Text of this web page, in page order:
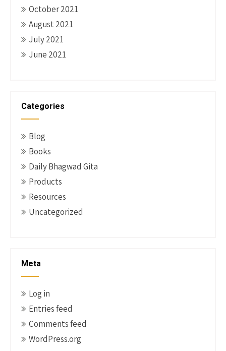
October 2021
August 2021
July 2021
June 2021
Categories
Blog
Books
Daily Bhagwad Gita
Products
Resources
Uncategorized
Meta
Log in
Entries feed
Comments feed
WordPress.org